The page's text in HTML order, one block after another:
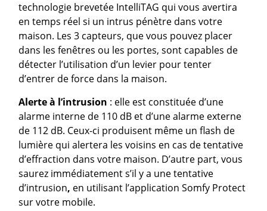
technologie brevetée IntelliTAG qui vous avertira
en temps réel si un intrus pénètre dans votre
maison. Les 3 capteurs, que vous pouvez placer
dans les fenêtres ou les portes, sont capables de
détecter l’utilisation d’un levier pour tenter
d’entrer de force dans la maison.
Alerte à l’intrusion : elle est constituée d’une
alarme interne de 110 dB et d’une alarme externe
de 112 dB. Ceux-ci produisent même un flash de
lumière qui alertera les voisins en cas de tentative
d’effraction dans votre maison. D’autre part, vous
saurez immédiatement s’il y a une tentative
d’intrusion, en utilisant l’application Somfy Protect
sur votre mobile.